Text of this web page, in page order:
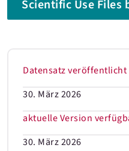
Scientific Use Files
Datensatz veröffentlicht
30. März 2026
aktuelle Version
30. März 2026